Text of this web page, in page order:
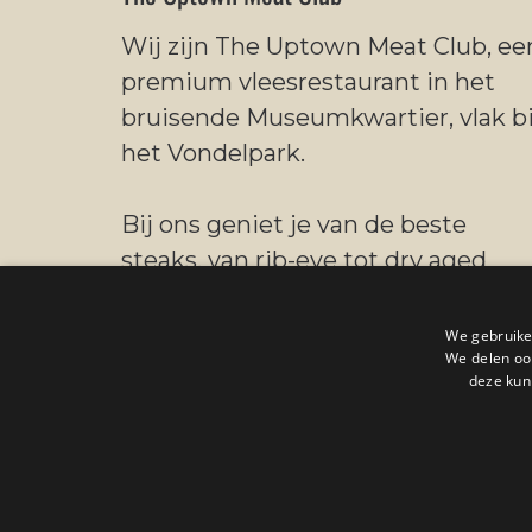
Wij zijn The Uptown Meat Club,
premium vleesrestaurant in het
bruisende Museumkwartier, vlak
het Vondelpark.
Bij ons geniet je van de beste
steaks, van rib-eye tot dry aged
by
We
We delen
deze